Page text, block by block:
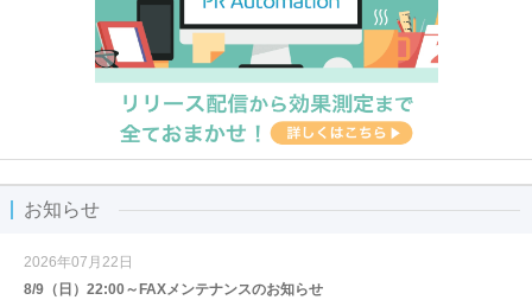
お知らせ
2026年07月22日
8/9（日）22:00～FAXメンテナンスのお知らせ